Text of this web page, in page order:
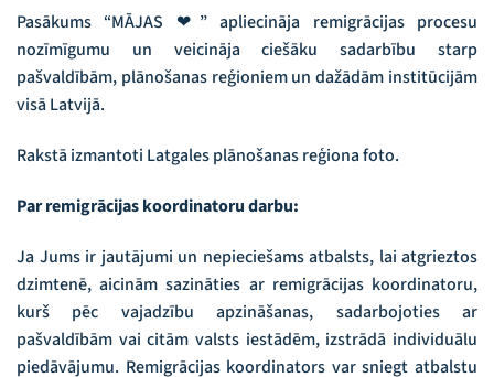
Pasākums “MĀJAS ❤” apliecināja remigrācijas procesu
nozīmīgumu un veicināja ciešāku sadarbību starp
pašvaldībām, plānošanas reģioniem un dažādām institūcijām
visā Latvijā.
Rakstā izmantoti Latgales plānošanas reģiona foto.
Par remigrācijas koordinatoru darbu:
Ja Jums ir jautājumi un nepieciešams atbalsts, lai atgrieztos
dzimtenē, aicinām sazināties ar remigrācijas koordinatoru,
kurš pēc vajadzību apzināšanas, sadarbojoties ar
pašvaldībām vai citām valsts iestādēm, izstrādā individuālu
piedāvājumu. Remigrācijas koordinators var sniegt atbalstu